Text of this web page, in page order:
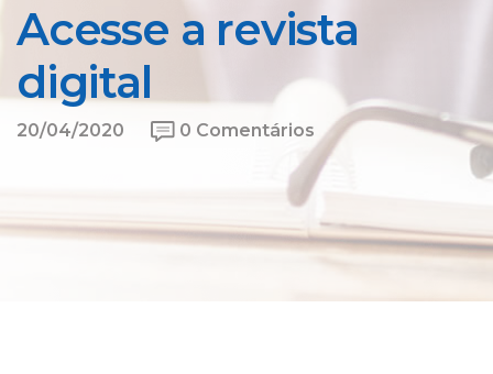
Acesse a revista
digital
20/04/2020 0 Comentários